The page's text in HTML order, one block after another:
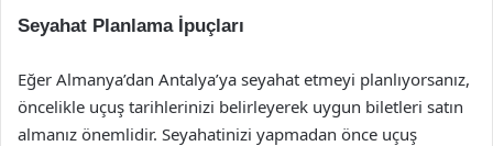
Seyahat Planlama İpuçları
Eğer Almanya’dan Antalya’ya seyahat etmeyi planlıyorsanız,
öncelikle uçuş tarihlerinizi belirleyerek uygun biletleri satın
almanız önemlidir. Seyahatinizi yapmadan önce uçuş